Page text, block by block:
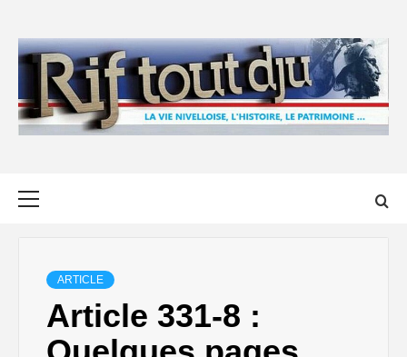
content
ARTICLE
Article 331-8 :